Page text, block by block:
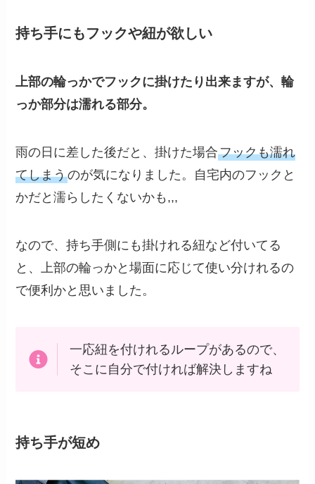
持ち手にもフックや紐が欲しい
上部の輪っかでフックに掛けたり出来ますが、輪
っか部分は濡れる部分。
雨の日に差した後だと、掛けた場合フックも濡れ
てしまうのが気になりました。自宅内のフックと
かだと濡らしたくないかも,,,
なので、持ち手側にも掛けれる紐など付いてる
と、上部の輪っかと場面に応じて使い分けれるの
で便利かと思いました。
一応紐を付けれるループがあるので、
そこに自分で付ければ解決しますね
持ち手が短め